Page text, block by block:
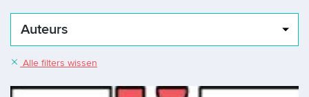
Auteurs
Alle filters wissen